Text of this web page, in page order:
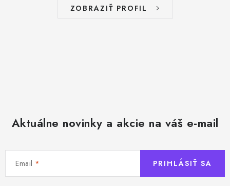
ZOBRAZIŤ PROFIL
Aktuálne novinky a akcie na váš e-mail
Email PRIHLÁSIŤ SA